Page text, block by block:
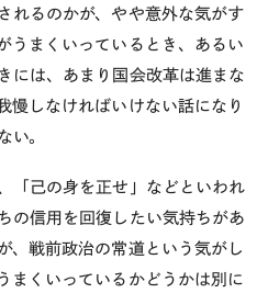
れるのかが、やや意外な気がす
うまくいっているとき、あるい
には、あまり国会改革は進まな
慢しなければいけない話になり
い。
「己の身を正せ」などといわれ
の信用を回復したい気持ちがあ
、戦前政治の常道という気がし
まくいっているかどうかは別に